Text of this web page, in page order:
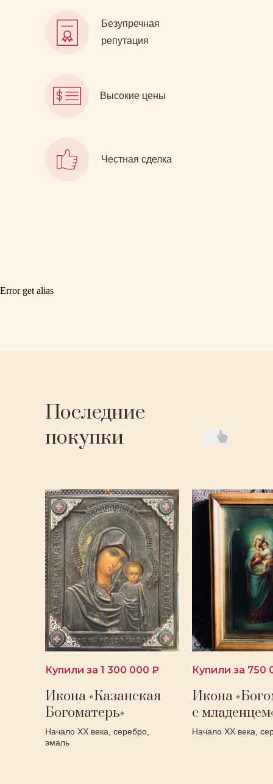
Высокие цены
Безупречная
репутация
Честная сделка
Error get alias
Последние
покупки
Икона
с
Начало ХХ века,
Купили за 750
Икона «Казанская
Богоматерь»
Купили за 1 300 000 ₽
Начало ХХ века, серебро,
эмаль